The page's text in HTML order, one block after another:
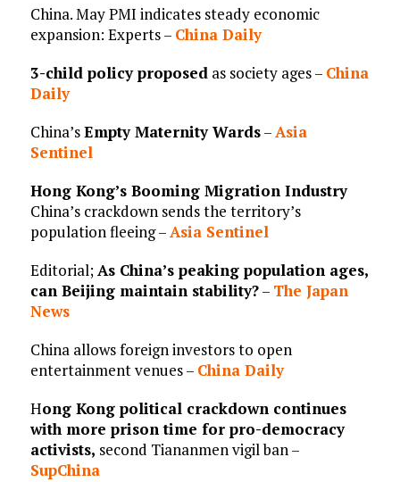
China. May PMI indicates steady economic
expansion: Experts – China Daily
3-child policy proposedas society ages – China
Daily
China’sEmpty Maternity Wards–Asia
Sentinel
Hong Kong’s Booming Migration Industry
China’s crackdown sends the territory’s
population fleeing –Asia Sentinel
Editorial;As China’s peaking population ages,
can Beijing maintain stability?– The Japan
News
China allows foreign investors to open
entertainment venues – China Daily
Hong Kong political crackdown continues
with more prison time for pro-democracy
activists, second Tiananmen vigil ban –
SupChina